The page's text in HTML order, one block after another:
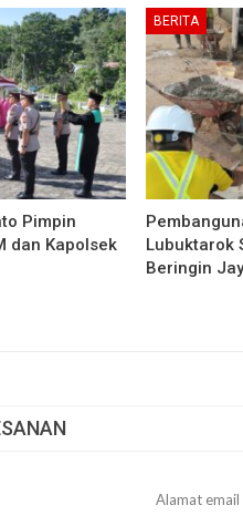
Pimpin
dan Kapolsek
BERITA
Lubuktarok
Beringin
Alamat